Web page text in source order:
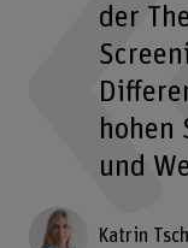
der
hohen
und
Katrin